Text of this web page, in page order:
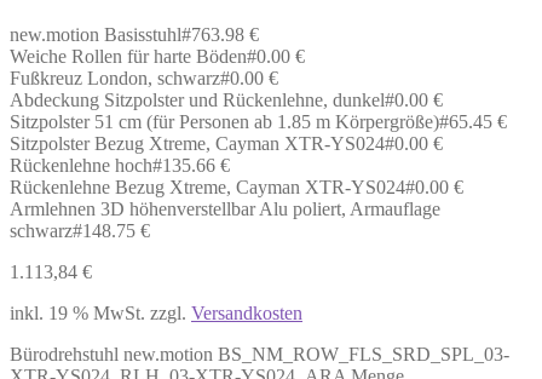
new.motion Basisstuhl#763.98 €
Weiche Rollen für harte Böden#0.00 €
Fußkreuz London, schwarz#0.00 €
Abdeckung Sitzpolster und Rückenlehne, dunkel#0.00 €
Sitzpolster 51 cm (für Personen ab 1.85 m Körpergröße)#65.45 €
Sitzpolster Bezug Xtreme, Cayman XTR-YS024#0.00 €
Rückenlehne hoch#135.66 €
Rückenlehne Bezug Xtreme, Cayman XTR-YS024#0.00 €
Armlehnen 3D höhenverstellbar Alu poliert, Armauflage
schwarz#148.75 €
1.113,84 €
inkl. 19 % MwSt. zzgl. Versandkosten
Bürodrehstuhl new.motion BS_NM_ROW_FLS_SRD_SPL_03-